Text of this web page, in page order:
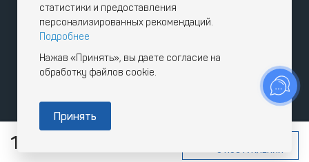
16 000
статистики и предоставления
персонализированных рекомендаций.
Подробнее
Нажав «Принять», вы даете согласие на
обработку файлов cookie.
Принять